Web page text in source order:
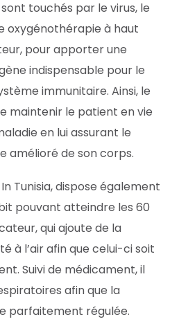
touchés par le virus, le
oxygénothérapie à haut
pour apporter une
indispensable pour le
immunitaire. Ainsi, le
maintenir le patient en vie
en lui assurant le
amélioré de son corps.
Tunisia, dispose également
pouvant atteindre les 60
qui ajoute de la
à l’air afin que celui-ci soit
Suivi de médicament, il
afin que la
parfaitement régulée.